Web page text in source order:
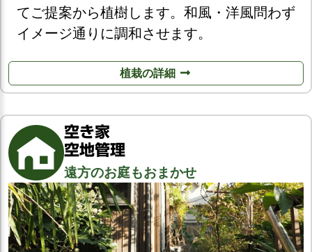
てご提案から植樹します。和風・洋風問わず
イメージ通りに調和させます。
植栽の詳細
空き家
空地管理
遠方のお庭もおまかせ